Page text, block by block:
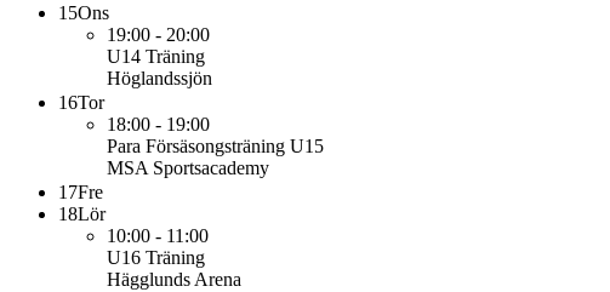
15Ons
19:00 - 20:00
U14 Träning
Höglandssjön
16Tor
18:00 - 19:00
Para Försäsongsträning U15
MSA Sportsacademy
17Fre
18Lör
10:00 - 11:00
U16 Träning
Hägglunds Arena